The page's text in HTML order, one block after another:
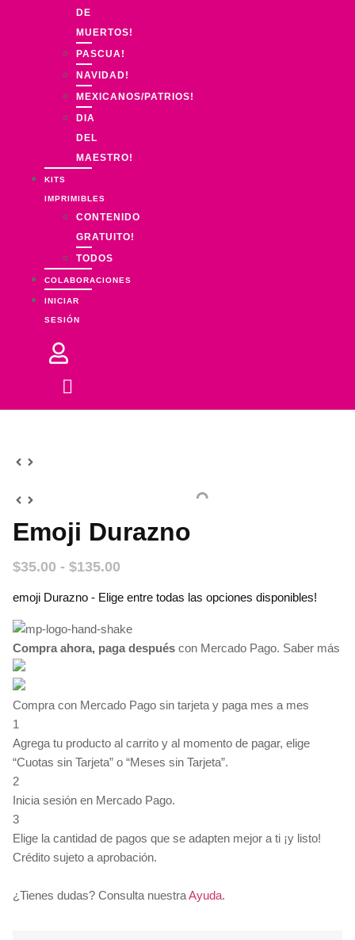
DE
MUERTOS!
PASCUA!
NAVIDAD!
MEXICANOS/PATRIOS!
DIA
DEL
MAESTRO!
KITS
IMPRIMIBLES
CONTENIDO
GRATUITO!
TODOS
COLABORACIONES
INICIAR
SESIÓN
Emoji Durazno
$35.00 - $135.00
precios:
$35.00
hasta
emoji Durazno - Elige entre todas las opciones disponibles!
Compra ahora, paga después con Mercado Pago. Saber más
Compra con Mercado Pago sin tarjeta y paga mes a mes
1
Agrega tu producto al carrito y al momento de pagar, elige
“Cuotas sin Tarjeta” o “Meses sin Tarjeta”.
2
Inicia sesión en Mercado Pago.
3
Elige la cantidad de pagos que se adapten mejor a ti ¡y listo!
Crédito sujeto a aprobación.
¿Tienes dudas? Consulta nuestraAyuda.